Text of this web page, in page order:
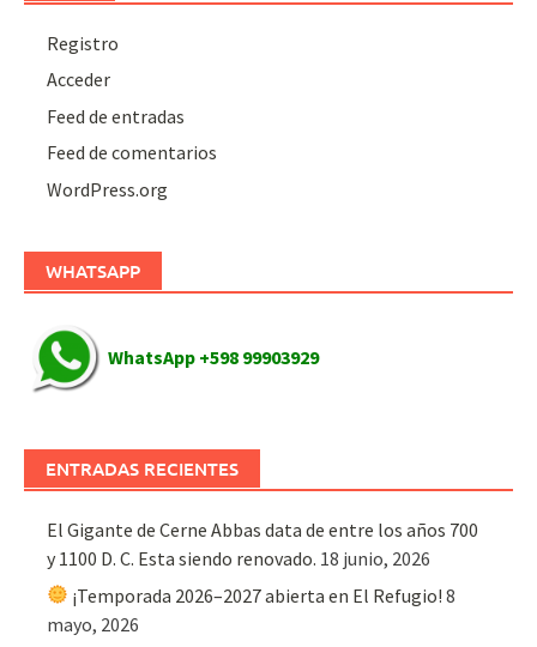
Registro
Acceder
Feed de entradas
Feed de comentarios
WordPress.org
WHATSAPP
WhatsApp +598 99903929
ENTRADAS RECIENTES
El Gigante de Cerne Abbas data de entre los años 700
y 1100 D. C. Esta siendo renovado. 18 junio, 2026
¡Temporada 2026–2027 abierta en El Refugio! 8
mayo, 2026